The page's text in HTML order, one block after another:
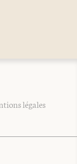
légales